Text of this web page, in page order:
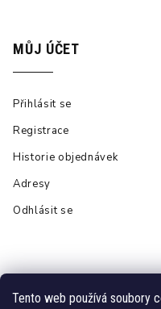
Tento web používá soubory
MŮJ ÚČET
Přihlásit se
Registrace
Historie objednávek
Adresy
Odhlásit se